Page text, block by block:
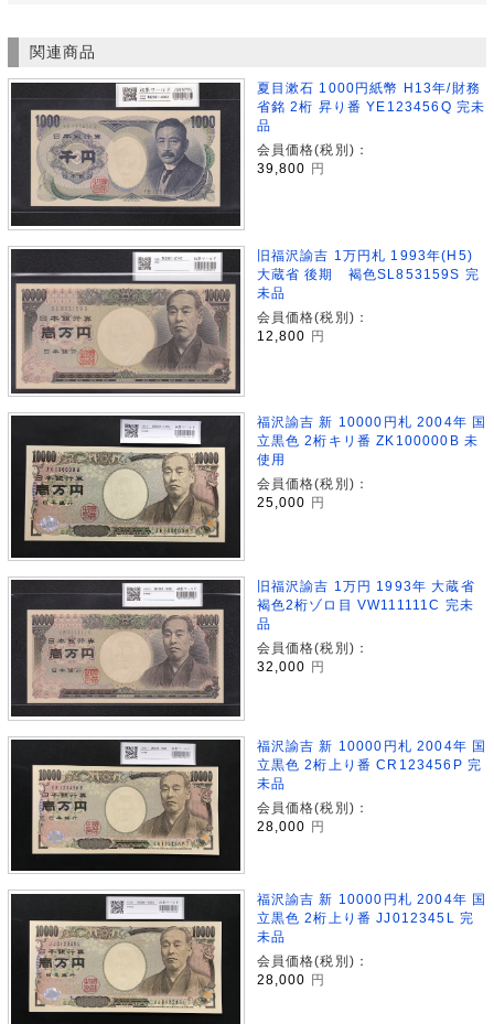
関連商品
夏目漱石 1000円紙幣 H13年/財務
省銘 2桁 昇り番 YE123456Q 完未
品
会員価格(税別)：
39,800
円
旧福沢諭吉 1万円札 1993年(H5)
大蔵省 後期 褐色SL853159S 完
未品
会員価格(税別)：
12,800 円
福沢諭吉 新 10000円札 2004年 国
立黒色 2桁キリ番 ZK100000B 未
使用
会員価格(税別)：
25,000 円
旧福沢諭吉 1万円 1993年 大蔵省
褐色2桁ゾロ目 VW111111C 完未
品
会員価格(税別)：
32,000
円
福沢諭吉 新 10000円札 2004年 国
立黒色 2桁上り番 CR123456P 完
未品
会員価格(税別)：
28,000 円
福沢諭吉 新 10000円札 2004年 国
立黒色 2桁上り番 JJ012345L 完
未品
会員価格(税別)：
28,000
円